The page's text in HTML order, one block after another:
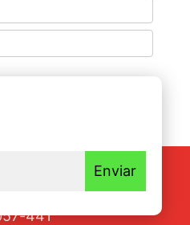
Enviar
- Jardim
441